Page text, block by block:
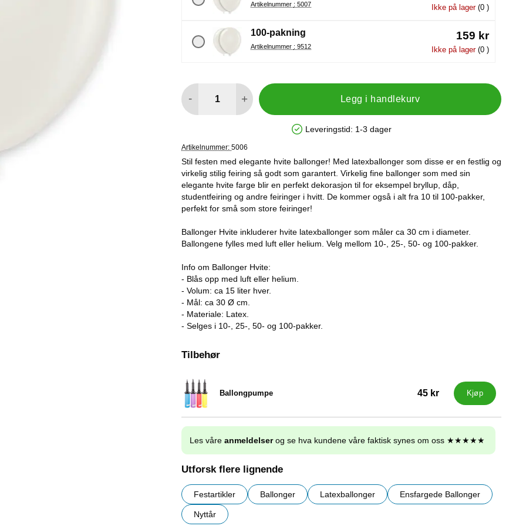
Artikelnummer : 5007 Ikke på lager(0 )
100-pakning
Artikelnummer : 9512
159 kr
Ikke på lager(0 )
- + Legg i handlekurv
Produkttilgjengelighet: På lager
Leveringstid: 1-3 dager
Artikelnummer: 5006
Stil festen med elegante hvite ballonger! Med latexballonger som disse er en festlig og
virkelig stilig feiring så godt som garantert. Virkelig fine ballonger som med sin
elegante hvite farge blir en perfekt dekorasjon til for eksempel bryllup, dåp,
studentfeiring og andre feiringer i hvitt. De kommer også i alt fra 10 til 100-pakker,
perfekt for små som store feiringer!
Ballonger Hvite inkluderer hvite latexballonger som måler ca 30 cm i diameter.
Ballongene fylles med luft eller helium. Velg mellom 10-, 25-, 50- og 100-pakker.
Info om Ballonger Hvite:
- Blås opp med luft eller helium.
- Volum: ca 15 liter hver.
- Mål: ca 30 Ø cm.
- Materiale: Latex.
- Selges i 10-, 25-, 50- og 100-pakker.
Tilbehør
Ballongpumpe
Varenummer 9838 45 kr Kjøp
Les våre anmeldelserog se hva kundene våre faktisk synes om oss ★★★★★
Utforsk flere lignende
Festartikler Ballonger Latexballonger Ensfargede Ballonger
Nyttår